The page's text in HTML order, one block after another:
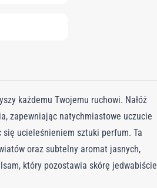
każdemu Twojemu ruchowi. Nałóż
zapewniając natychmiastowe uczucie
się ucieleśnieniem sztuki perfum. Ta
oraz subtelny aromat jasnych,
który pozostawia skórę jedwabiście
i przedłużyć trwałość